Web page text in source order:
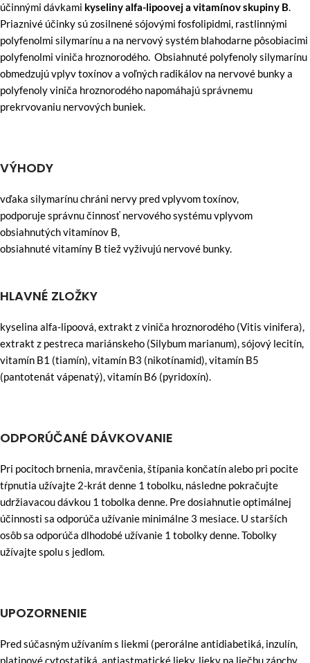
účinnými dávkami kyseliny alfa-lipoovej a vitamínov skupiny B.
Priaznivé účinky sú zosilnené sójovými fosfolipidmi, rastlinnými
polyfenolmi silymarínu a na nervový systém blahodarne pôsobiacimi
polyfenolmi viniča hroznorodého. Obsiahnuté polyfenoly silymarínu
obmedzujú vplyv toxínov a voľných radikálov na nervové bunky a
polyfenoly viniča hroznorodého napomáhajú správnemu
prekrvovaniu nervových buniek.
VÝHODY
vďaka silymarínu chráni nervy pred vplyvom toxínov,
podporuje správnu činnosť nervového systému vplyvom
obsiahnutých vitamínov B,
obsiahnuté vitamíny B tiež vyživujú nervové bunky.
HLAVNÉ ZLOŽKY
kyselina alfa-lipoová, extrakt z viniča hroznorodého (Vitis vinifera),
extrakt z pestreca mariánskeho (Silybum marianum), sójový lecitín,
vitamín B1 (tiamín), vitamín B3 (nikotínamid), vitamín B5
(pantotenát vápenatý), vitamín B6 (pyridoxín).
ODPORÚČANÉ DÁVKOVANIE
Pri pocitoch brnenia, mravčenia, štípania končatín alebo pri pocite
tŕpnutia užívajte 2-krát denne 1 tobolku, následne pokračujte
udržiavacou dávkou 1 tobolka denne. Pre dosiahnutie optimálnej
účinnosti sa odporúča užívanie minimálne 3 mesiace. U starších
osôb sa odporúča dlhodobé užívanie 1 tobolky denne. Tobolky
užívajte spolu s jedlom.
UPOZORNENIE
Pred súčasným užívaním s liekmi (perorálne antidiabetiká, inzulín,
platinové cytostatiká, antiastmatické lieky, lieky na liečbu zápchy,